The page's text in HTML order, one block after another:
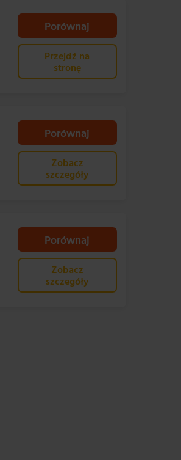
Porównaj
Przejdź na
stronę
Porównaj
Zobacz
szczegóły
Porównaj
Zobacz
szczegóły